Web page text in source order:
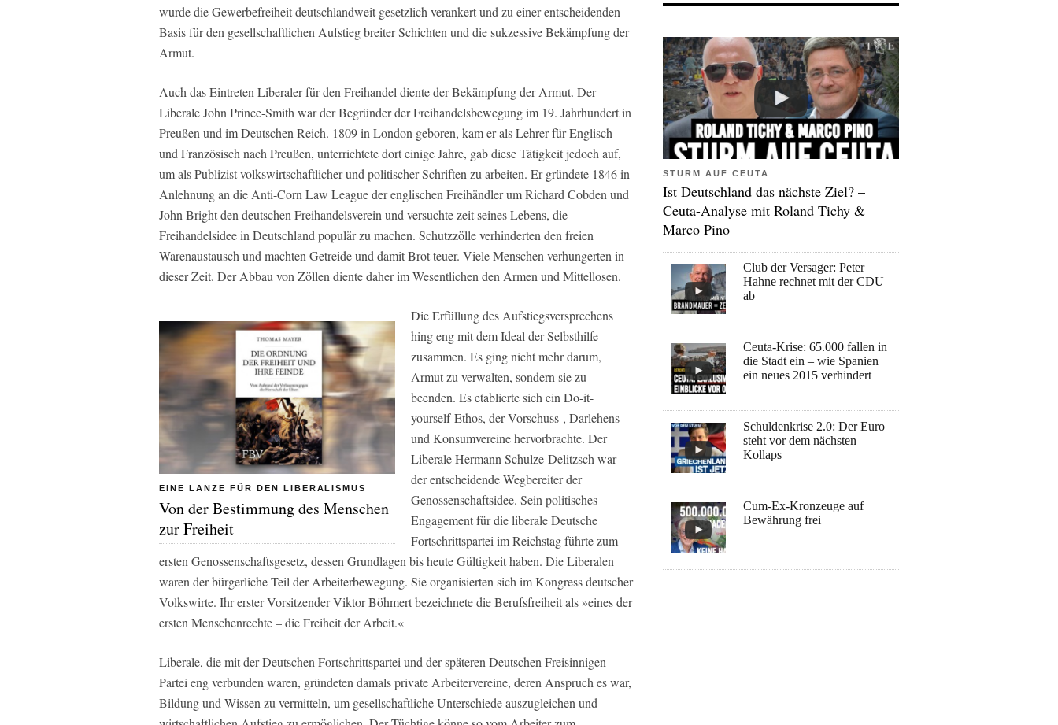
wurde die Gewerbefreiheit deutschlandweit gesetzlich verankert und zu einer entscheidenden
Basis für den gesellschaftlichen Aufstieg breiter Schichten und die sukzessive Bekämpfung der
Armut.
Auch das Eintreten Liberaler für den Freihandel diente der Bekämpfung der Armut. Der
Liberale John Prince-Smith war der Begründer der Freihandelsbewegung im 19. Jahrhundert in
Preußen und im Deutschen Reich. 1809 in London geboren, kam er als Lehrer für Englisch
und Französisch nach Preußen, unterrichtete dort einige Jahre, gab diese Tätigkeit jedoch auf,
um als Publizist volkswirtschaftlicher und politischer Schriften zu arbeiten. Er gründete 1846 in
Anlehnung an die Anti-Corn Law League der englischen Freihändler um Richard Cobden und
John Bright den deutschen Freihandelsverein und versuchte zeit seines Lebens, die
Freihandelsidee in Deutschland populär zu machen. Schutzzölle verhinderten den freien
Warenaustausch und machten Getreide und damit Brot teuer. Viele Menschen verhungerten in
dieser Zeit. Der Abbau von Zöllen diente daher im Wesentlichen den Armen und Mittellosen.
EINE LANZE FÜR DEN LIBERALISMUS
Von der Bestimmung des Menschen
zur Freiheit
Die Erfüllung des Aufstiegsversprechens
hing eng mit dem Ideal der Selbsthilfe
zusammen. Es ging nicht mehr darum,
Armut zu verwalten, sondern sie zu
beenden. Es etablierte sich ein Do-it-
yourself-Ethos, der Vorschuss-, Darlehens-
und Konsumvereine hervorbrachte. Der
Liberale Hermann Schulze-Delitzsch war
der entscheidende Wegbereiter der
Genossenschaftsidee. Sein politisches
Engagement für die liberale Deutsche
Fortschrittspartei im Reichstag führte zum
ersten Genossenschaftsgesetz, dessen Grundlagen bis heute Gültigkeit haben. Die Liberalen
waren der bürgerliche Teil der Arbeiterbewegung. Sie organisierten sich im Kongress deutscher
Volkswirte. Ihr erster Vorsitzender Viktor Böhmert bezeichnete die Berufsfreiheit als »eines der
ersten Menschenrechte – die Freiheit der Arbeit.«
Liberale, die mit der Deutschen Fortschrittspartei und der späteren Deutschen Freisinnigen
Partei eng verbunden waren, gründeten damals private Arbeitervereine, deren Anspruch es war,
Bildung und Wissen zu vermitteln, um gesellschaftliche Unterschiede auszugleichen und
STURM AUF CEUTA
Ist Deutschland das nächste Ziel? –
Ceuta-Analyse mit Roland Tichy &
Marco Pino
Club der Versager: Peter
Hahne rechnet mit der CDU
ab
Ceuta-Krise: 65.000 fallen in
die Stadt ein – wie Spanien
ein neues 2015 verhindert
Schuldenkrise 2.0: Der Euro
steht vor dem nächsten
Kollaps
Cum-Ex-Kronzeuge auf
Bewährung frei